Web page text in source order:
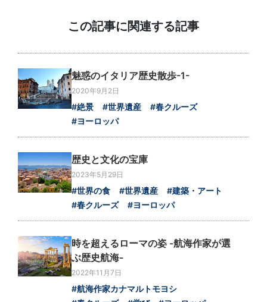
この記事に関連する記事
魅惑のイタリア歴史散歩-1-
2020年9月2日
#絶景 #世界遺産
#春クルーズ
#ヨーロッパ
歴史と文化の宝庫
2023年5月29日
#世界の食 #世界遺産
#建築・アート
#春クルーズ
#ヨーロッパ
時を超えるローマの姿 -航海作家が選
ぶ歴史航海-
2022年11月7日
#航海作家カナマルトモヨシ